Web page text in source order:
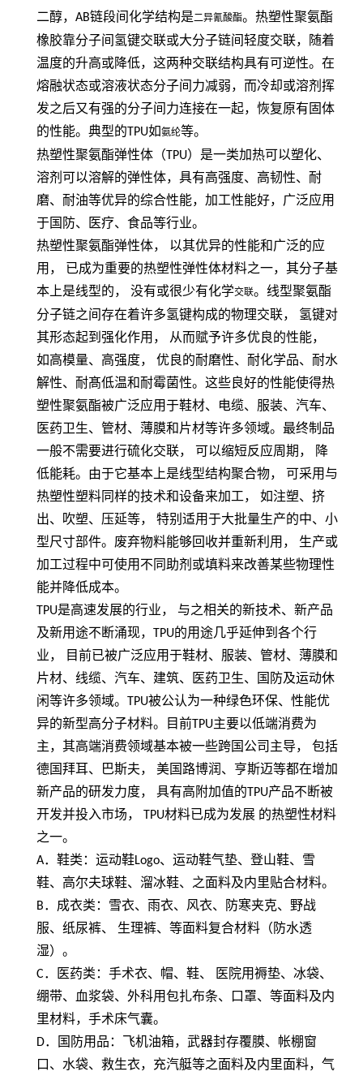
二醇， AB链段间化学结构是二异氰酸酯。热塑性聚氨酯
橡胶靠分子间氢键交联或大分子链间轻度交联，随着
温度的升高或降低，这两种交联结构具有可逆性。在
熔融状态或溶液状态分子间力减弱，而冷却或溶剂挥
发之后又有强的分子间力连接在一起，恢复原有固体
的性能。典型的TPU如氨纶等。
热塑性聚氨酯弹性体（TPU）是一类加热可以塑化、
溶剂可以溶解的弹性体，具有高强度、高韧性、耐
磨、耐油等优异的综合性能，加工性能好，广泛应用
于国防、医疗、食品等行业。
热塑性聚氨酯弹性体，
以其优异的性能和广泛的应
用，
已成为重要的热塑性弹性体材料之一，其分子基
本上是线型的，
没有或很少有化学交联。线型聚氨酯
分子链之间存在着许多氢键构成的物理交联，
氢键对
其形态起到强化作用，
从而赋予许多优良的性能，
如高模量、高强度，
优良的耐磨性、耐化学品、耐水
解性、耐髙低温和耐霉菌性。这些良好的性能使得热
塑性聚氨酯被广泛应用于鞋材、电缆、服装、汽车、
医药卫生、管材、薄膜和片材等许多领域。最终制品
一般不需要进行硫化交联，
可以缩短反应周期，
降
低能耗。由于它基本上是线型结构聚合物，
可采用与
热塑性塑料同样的技术和设备来加工，
如注塑、挤
出、吹塑、压延等，
特别适用于大批量生产的中、小
型尺寸部件。废弃物料能够回收并重新利用，
生产或
加工过程中可使用不同助剂或填料来改善某些物理性
能并降低成本。
TPU是高速发展的行业， 与之相关的新技术、新产品
及新用途不断涌现， TPU的用途几乎延伸到各个行
业， 目前已被广泛应用于鞋材、服装、管材、薄膜和
片材、线缆、汽车、建筑、医药卫生、国防及运动休
闲等许多领域。 TPU被公认为一种绿色环保、性能优
异的新型高分子材料。目前TPU主要以低端消费为
主，其高端消费领域基本被一些跨国公司主导， 包括
德国拜耳、巴斯夫， 美国路博润、亨斯迈等都在增加
新产品的研发力度， 具有高附加值的TPU产品不断被
开发并投入市场， TPU材料已成为发展 的热塑性材料
之一。
A．鞋类：运动鞋Logo、运动鞋气垫、登山鞋、雪
鞋、高尔夫球鞋、溜冰鞋、之面料及内里贴合材料。
B．成衣类：雪衣、雨衣、风衣、防寒夹克、野战
服、纸尿裤、 生理裤、等面料复合材料（防水透
湿）。
C．医药类：手术衣、帽、鞋、 医院用褥垫、冰袋、
绷带、血浆袋、外科用包扎布条、口罩、等面料及内
里材料，手术床气囊。
D．国防用品：飞机油箱，武器封存覆膜、帐棚窗
口、水袋、救生衣，充汽艇等之面料及内里面料，气